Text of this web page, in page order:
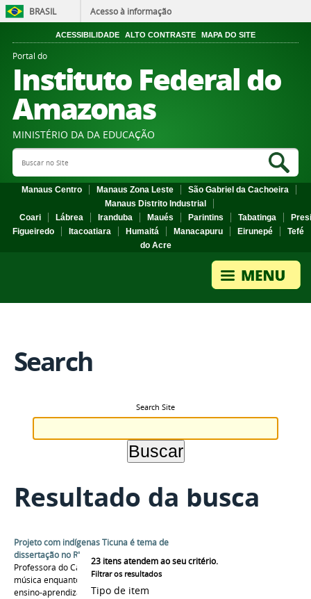
BRASIL Acesso à informação
ACESSIBILIDADE ALTO CONTRASTE MAPA DO SITE
Portal do
Instituto Federal do
Amazonas
MINISTÉRIO DA DA EDUCAÇÃO
Search Site
Manaus Centro Manaus Zona Leste
São Gabriel da Cachoeira
Manaus Distrito Industrial
Coari
Lábrea Iranduba Maués Parintins Tabatinga
Figueiredo
Itacoatiara Humaitá Manacapuru Eirunepé
Tefé
do Acre
Search
Search Site
Resultado da busca
23 itens atendem ao seu critério.
Filtrar os resultados
Tipo de item
Projeto com indígenas Ticuna é tema de
dissertação no RJ
Professora do Campus Tabatinga estudou a
música enquanto instrumento na relação de
ensino-aprendizagem entre culturas.